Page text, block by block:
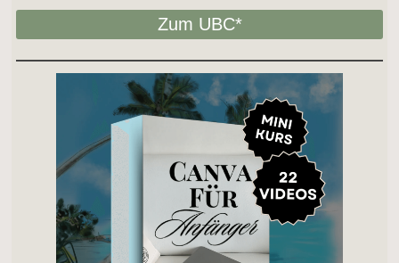
Zum UBC*